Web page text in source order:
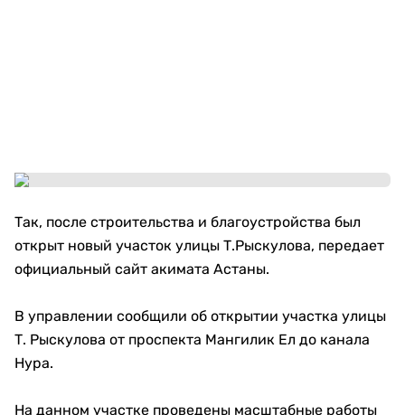
Так, после строительства и благоустройства был
открыт новый участок улицы Т.Рыскулова, передает
официальный сайт акимата Астаны.
В управлении сообщили об открытии участка улицы
Т. Рыскулова от проспекта Мангилик Ел до канала
Нура.
На данном участке проведены масштабные работы